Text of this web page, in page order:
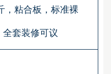
，粘合板，标准裸
套装修可议